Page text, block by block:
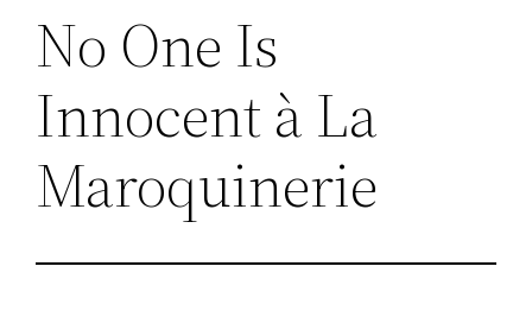
No One Is
Innocent à La
Maroquinerie